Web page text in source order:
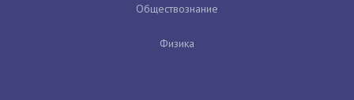
Обществознание
Физика